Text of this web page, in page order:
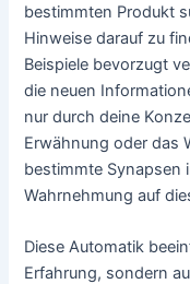
bestimmten Produkt
Hinweise darauf zu
Beispiele bevorzugt
die neuen
nur durch deine
Erwähnung oder das
bestimmte Synapsen
Wahrnehmung auf
Diese Automatik
Erfahrung, sondern